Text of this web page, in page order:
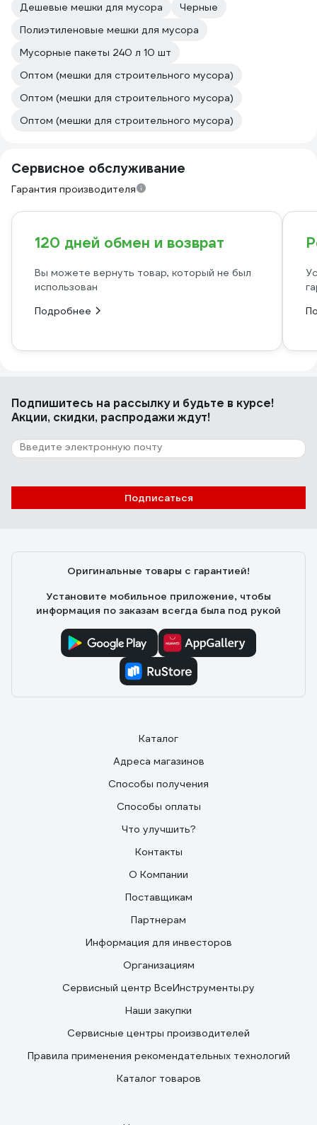
Дешевые мешки для мусора
Черные
Полиэтиленовые мешки для мусора
Мусорные пакеты 240 л 10 шт
Оптом (мешки для строительного мусора)
Оптом (мешки для строительного мусора)
Оптом (мешки для строительного мусора)
Сервисное обслуживание
Гарантия производителя
120 дней обмен и возврат
Вы можете вернуть товар, который не был
использован
Подробнее
Подпишитесь на рассылкуи будьте в курсе!
Акции, скидки, распродажи ждут!
Подписаться
Оригинальные товары с гарантией!
Установите мобильное приложение, чтобы
информация по заказам всегда была под рукой
Каталог
Адреса магазинов
Способы получения
Способы оплаты
Что улучшить?
Контакты
О Компании
Поставщикам
Партнерам
Информация для инвесторов
Организациям
Сервисный центр ВсеИнструменты.ру
Наши закупки
Сервисные центры производителей
Правила применения рекомендательных технологий
Каталог товаров